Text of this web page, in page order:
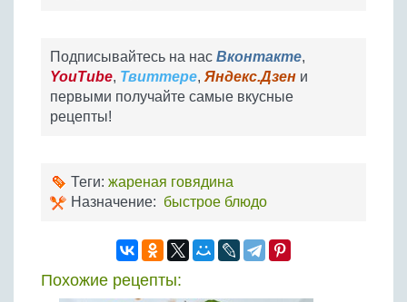
Подписывайтесь на нас Вконтакте,
YouTube, Твиттере, Яндекс.Дзен и
первыми получайте самые вкусные
рецепты!
Теги: жареная говядина
Назначение: быстрое блюдо
Похожие рецепты: